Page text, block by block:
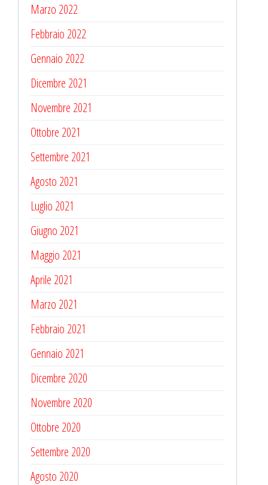
Marzo 2022
Febbraio 2022
Gennaio 2022
Dicembre 2021
Novembre 2021
Ottobre 2021
Settembre 2021
Agosto 2021
Luglio 2021
Giugno 2021
Maggio 2021
Aprile 2021
Marzo 2021
Febbraio 2021
Gennaio 2021
Dicembre 2020
Novembre 2020
Ottobre 2020
Settembre 2020
Agosto 2020